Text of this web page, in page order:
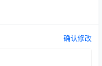
确认修改